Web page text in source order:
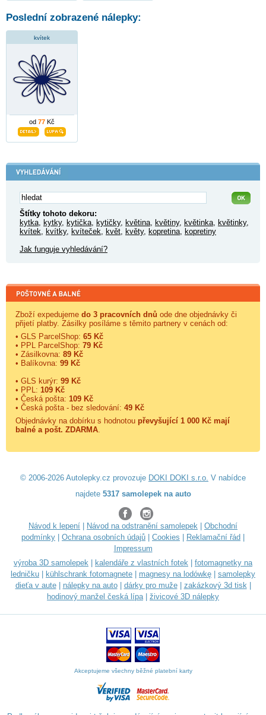
Poslední zobrazené nálepky:
kvítek
od 77 Kč
Štítky tohoto dekoru:
kytka, kytky, kytička, kytičky, květina, květiny, květinka, květinky,
kvítek, kvítky, kvíteček, květ, květy, kopretina, kopretiny
Jak funguje vyhledávání?
Zboží expedujeme do 3 pracovních dnů ode dne objednávky či
přijetí platby. Zásilky posíláme s těmito partnery v cenách od:
• GLS ParcelShop: 65 Kč
• PPL ParcelShop: 79 Kč
• Zásilkovna: 89 Kč
• Balíkovna: 99 Kč
• GLS kurýr: 99 Kč
• PPL: 109 Kč
• Česká pošta: 109 Kč
• Česká pošta - bez sledování: 49 Kč
Objednávky na dobírku s hodnotou převyšující 1 000 Kč mají
balné a pošt. ZDARMA.
© 2006-2026 Autolepky.cz provozuje DOKI DOKI s.r.o. V nabídce
najdete 5317 samolepek na auto
Návod k lepení Návod na odstranění samolepek
Obchodní
podmínky
Ochrana osobních údajů Cookies Reklamační řád
Impressum
výroba 3D samolepek
kalendáře z vlastních fotek
fotomagnetky na
ledničku
kühlschrank fotomagnete magnesy na lodówkę
samolepky
dieťa v aute| nálepky na auto| dárky pro muže| zakázkový 3d tisk|
hodinový manžel česká lípa| živicové 3D nálepky
Akceptujeme všechny běžné platební karty